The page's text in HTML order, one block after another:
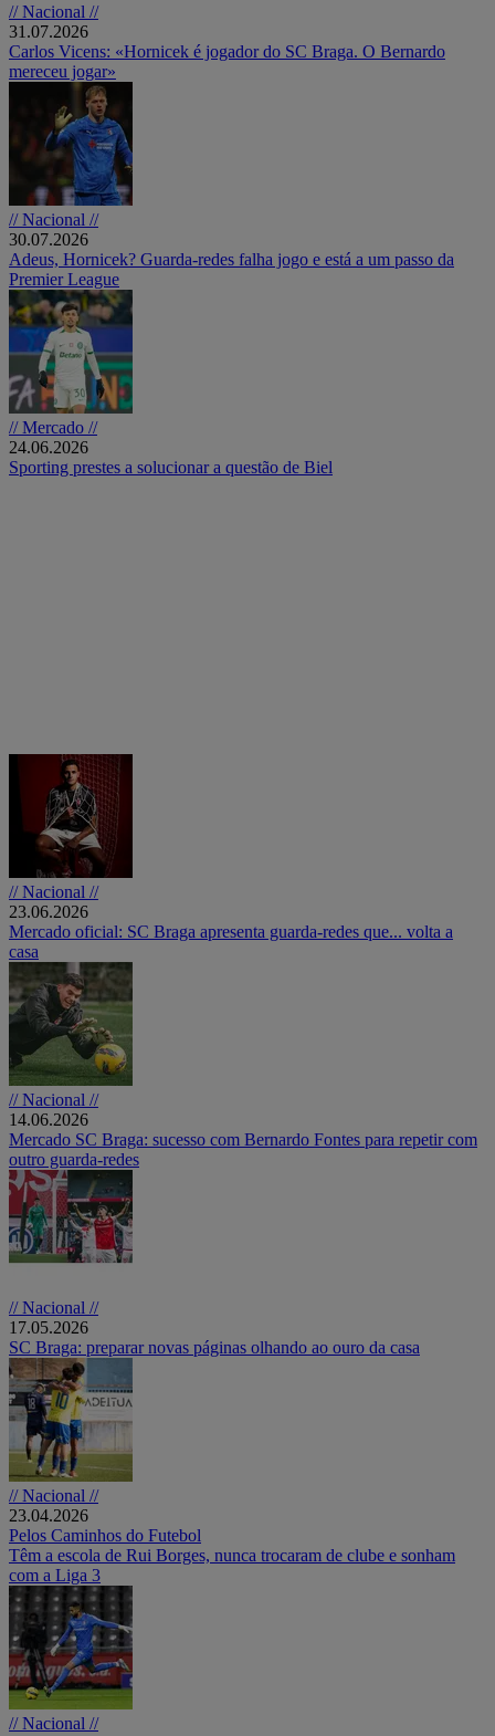
// Nacional //
31.07.2026
Carlos Vicens: «Hornicek é jogador do SC Braga. O Bernardo
mereceu jogar»
// Nacional //
30.07.2026
Adeus, Hornicek? Guarda-redes falha jogo e está a um passo da
Premier League
// Mercado //
24.06.2026
Sporting prestes a solucionar a questão de Biel
// Nacional //
23.06.2026
Mercado oficial: SC Braga apresenta guarda-redes que... volta a
casa
// Nacional //
14.06.2026
Mercado SC Braga: sucesso com Bernardo Fontes para repetir com
outro guarda-redes
// Nacional //
17.05.2026
SC Braga: preparar novas páginas olhando ao ouro da casa
// Nacional //
23.04.2026
Pelos Caminhos do Futebol
Têm a escola de Rui Borges, nunca trocaram de clube e sonham
com a Liga 3
// Nacional //